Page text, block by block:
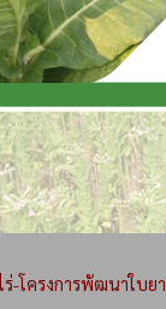
-โครงการพัฒนาใบยา